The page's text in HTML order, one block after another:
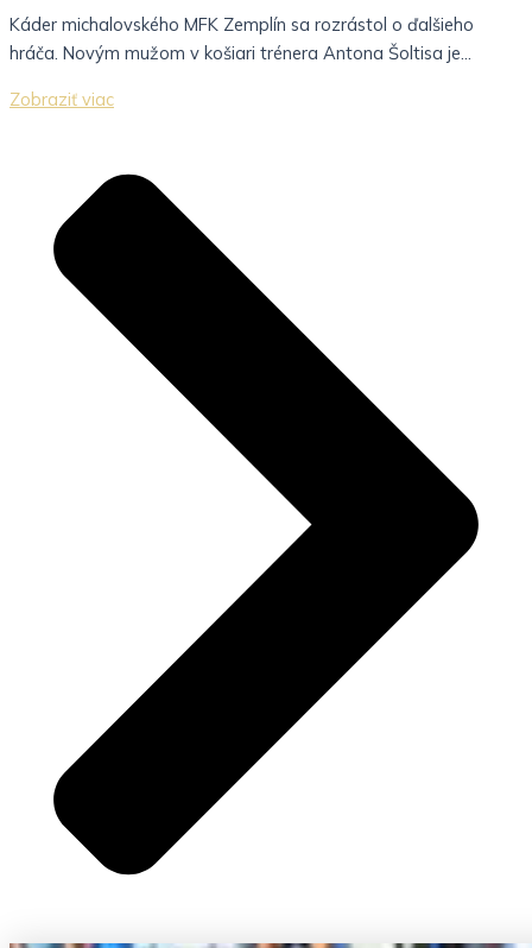
Káder michalovského MFK Zemplín sa rozrástol o ďalšieho
hráča. Novým mužom v košiari trénera Antona Šoltisa je...
Zobraziť viac